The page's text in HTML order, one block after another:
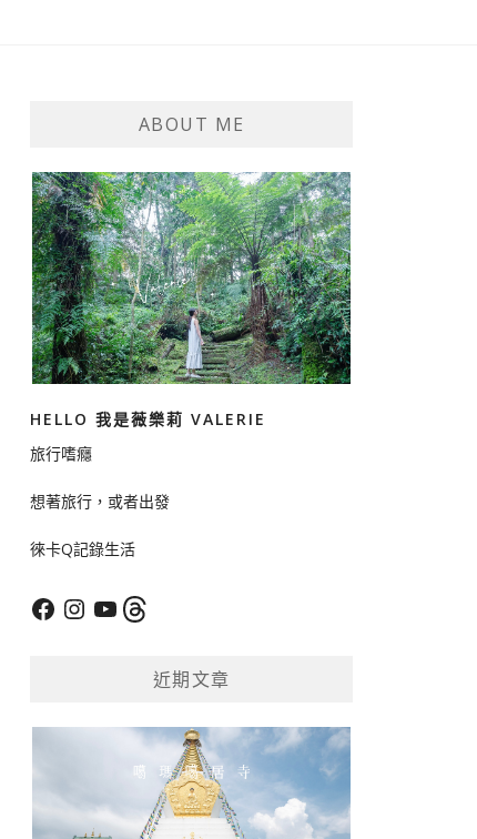
ABOUT ME
HELLO 我是薇樂莉 VALERIE
旅行嗜癮
想著旅行，或者出發
徠卡Q記錄生活
FacebookInstagram
YouTubeThreads
近期文章